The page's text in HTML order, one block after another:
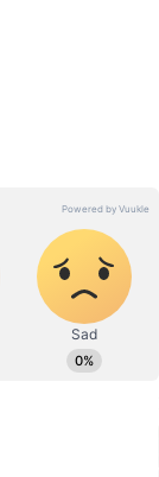
ಆರೋಪವೂ
ಸೇವೆ,
ಇವರು ಓದು,